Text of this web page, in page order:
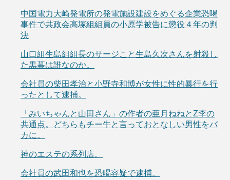
中国電力大崎発電所の発電施設建設をめぐる企業恐喝
事件で共政会高塚組組員の小原学被告に懲役４年の判
決
山口組生島組組長のサージこと生島久次さんを射殺し
た黒幕は誰なのか。
会社員の柴田孝治と小野寺和博が女性に性的暴行を行
ったとして逮捕。
「みいちゃんと山田さん」の作者の亜月ねねとZ李の
共通点。どちらもチー牛と言っておとなしい男性をバ
カに。
神のエステの系列店。
会社員の武田和也を恐喝容疑で逮捕。